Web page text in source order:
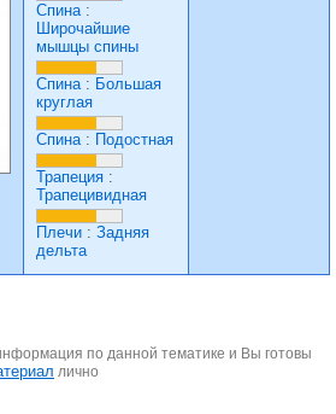
Спина:
Широчайшие
мышцы спины
Спина: Большая
круглая
Спина: Подостная
Трапеция :
Трапецивидная
Плечи : Задняя
дельта
по данной тематике и Вы готовы
лично